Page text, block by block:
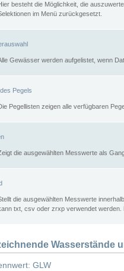
besteht die Möglichkeit, die
im Menü zurückgesetzt.
Gewässer werden aufgelistet, wenn
Pegels
Pegellisten zeigen alle verfügbaren
die ausgewählten Messwerte als
die ausgewählten Messwerte
txt, csv oder zrxp verwendet werden.
Wasserstände
GLW